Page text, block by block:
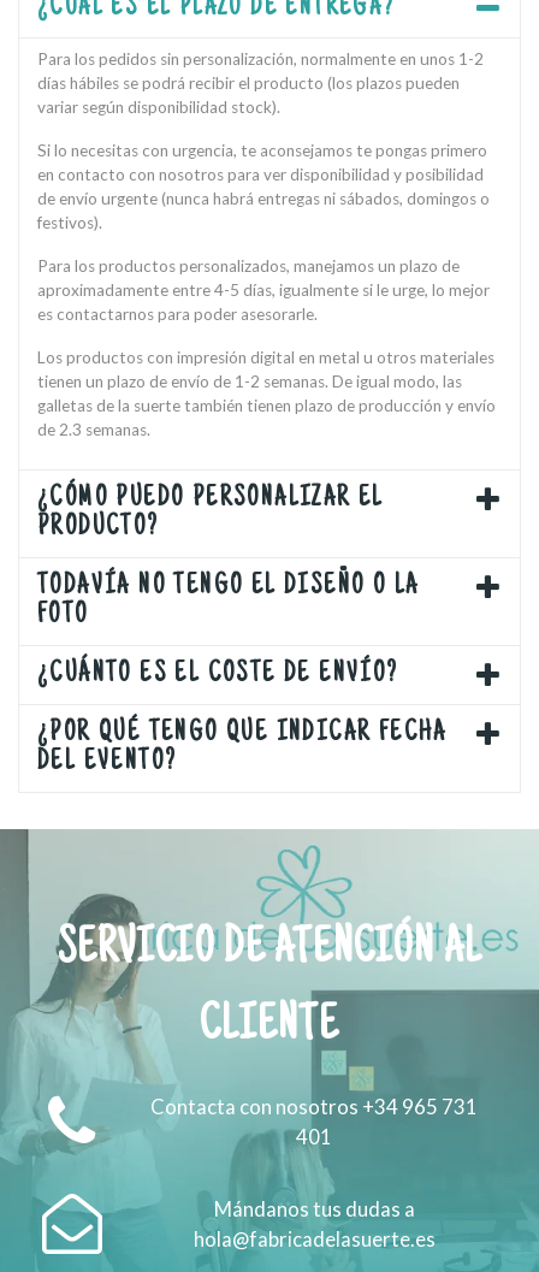
¿CUÁL ES EL PLAZO DE ENTREGA?
Para los pedidos sin personalización, normalmente en unos 1-2
días hábiles se podrá recibir el producto (los plazos pueden
variar según disponibilidad stock).
Si lo necesitas con urgencia, te aconsejamos te pongas primero
en contacto con nosotros para ver disponibilidad y posibilidad
de envío urgente (nunca habrá entregas ni sábados, domingos o
festivos).
Para los productos personalizados, manejamos un plazo de
aproximadamente entre 4-5 días, igualmente si le urge, lo mejor
es contactarnos para poder asesorarle.
Los productos con impresión digital en metal u otros materiales
tienen un plazo de envío de 1-2 semanas. De igual modo, las
galletas de la suerte también tienen plazo de producción y envío
de 2.3 semanas.
¿CÓMO PUEDO PERSONALIZAR EL
PRODUCTO?
TODAVÍA NO TENGO EL DISEÑO O LA
FOTO
¿CUÁNTO ES EL COSTE DE ENVÍO?
¿POR QUÉ TENGO QUE INDICAR FECHA
DEL EVENTO?
SERVICIO DE ATENCIÓN AL
CLIENTE
Contacta con nosotros +34 965 731
401
Mándanos tus dudas a
hola@fabricadelasuerte.es